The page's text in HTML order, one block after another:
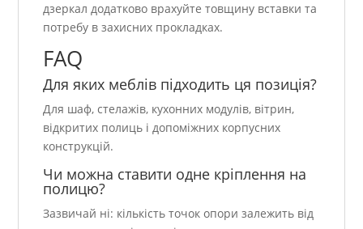
дзеркал додатково врахуйте товщину вставки та
потребу в захисних прокладках.
FAQ
Для яких меблів підходить ця позиція?
Для шаф, стелажів, кухонних модулів, вітрин,
відкритих полиць і допоміжних корпусних
конструкцій.
Чи можна ставити одне кріплення на
полицю?
Зазвичай ні: кількість точок опори залежить від